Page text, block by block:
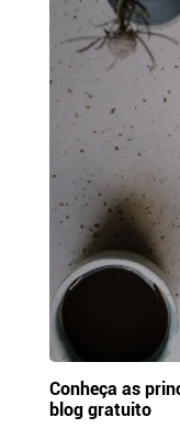
Conheça as
blog gratuito